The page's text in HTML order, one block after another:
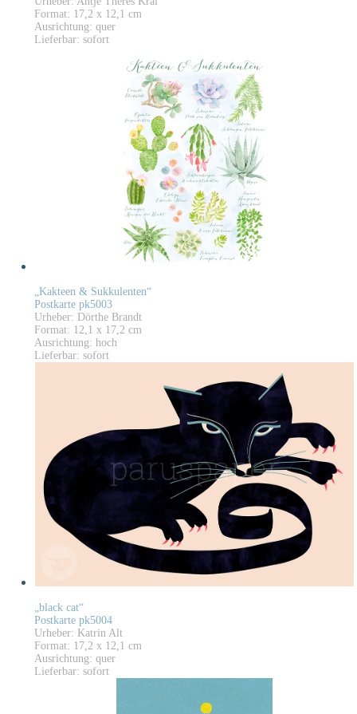
Format: 17,2 x 12,1 cm
Ausrichtung: quer
Lieferbar: sofort
„Kakteen & Sukkulenten“
Postkarte pk5003
Urheber: Dörthe Brandt
Format: 12,1 x 17,2 cm
Ausrichtung: hoch
Lieferbar: sofort
„black cat“
Postkarte pk5004
Urheber: Katrin Alt
Format: 17,2 x 12,1 cm
Ausrichtung: quer
Lieferbar: sofort